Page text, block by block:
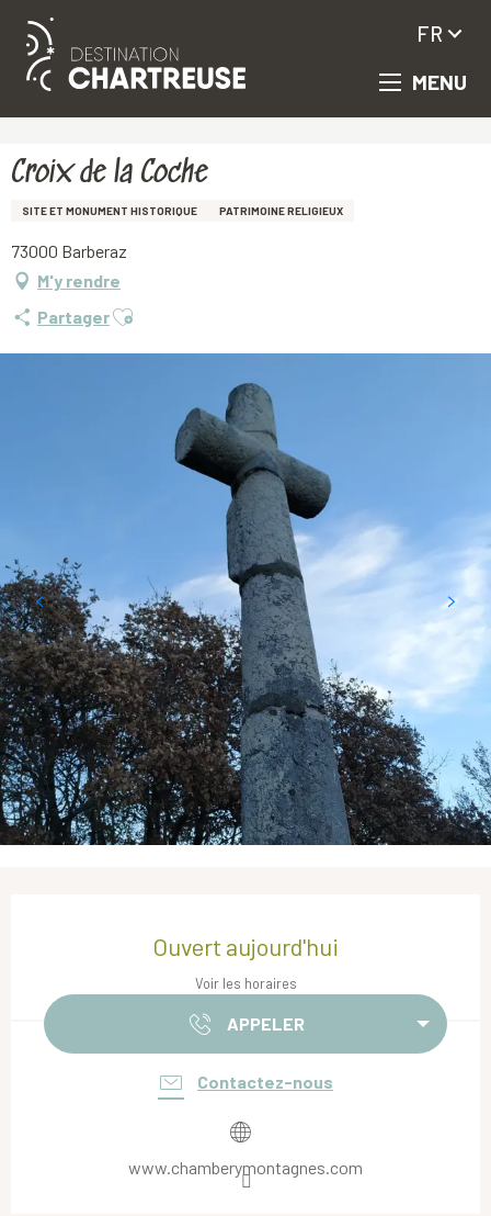
Aller
principal
MENU
FR
Croix de la Coche
SITE ET MONUMENT HISTORIQUE PATRIMOINE RELIGIEUX
73000 Barberaz
M'y rendre
PartagerAjouter aux favoris
Ouvert aujourd'hui
Voir les horaires
APPELER
Contactez-nous
www.chamberymontagnes.com